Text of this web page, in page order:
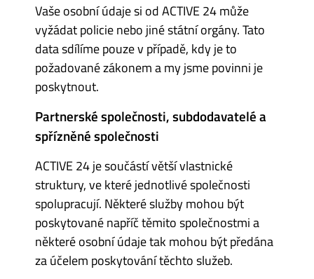
Vaše osobní údaje si od ACTIVE 24 může
vyžádat policie nebo jiné státní orgány. Tato
data sdílíme pouze v případě, kdy je to
požadované zákonem a my jsme povinni je
poskytnout.
Partnerské společnosti, subdodavatelé a
spřízněné společnosti
ACTIVE 24 je součástí větší vlastnické
struktury, ve které jednotlivé společnosti
spolupracují. Některé služby mohou být
poskytované napříč těmito společnostmi a
některé osobní údaje tak mohou být předána
za účelem poskytování těchto služeb.